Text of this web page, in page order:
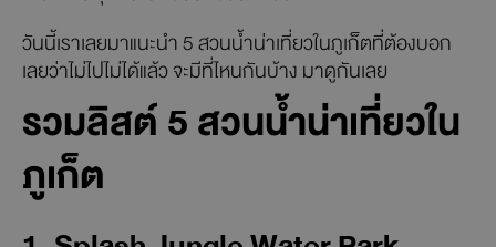
วันนี้เราเลยมาแนะนำ 5 สวนน้ำน่าเที่ยวในภูเก็ตที่ต้องบอก
เลยว่าไม่ไปไม่ได้แล้ว จะมีที่ไหนกันบ้าง มาดูกันเลย
รวมลิสต์ 5 สวนน้ำน่าเที่ยวใน
ภูเก็ต